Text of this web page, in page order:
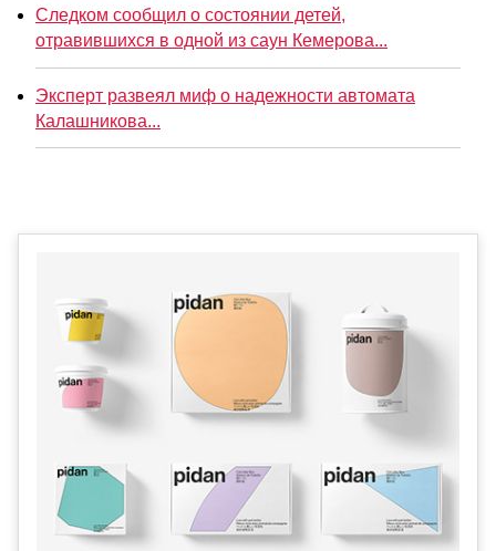
Следком сообщил о состоянии детей,
отравившихся в одной из саун Кемерова...
Эксперт развеял миф о надежности автомата
Калашникова...